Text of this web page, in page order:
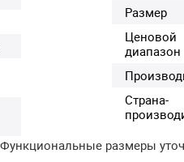
Размер
Ценовой
диапазон
Страна-
размеры